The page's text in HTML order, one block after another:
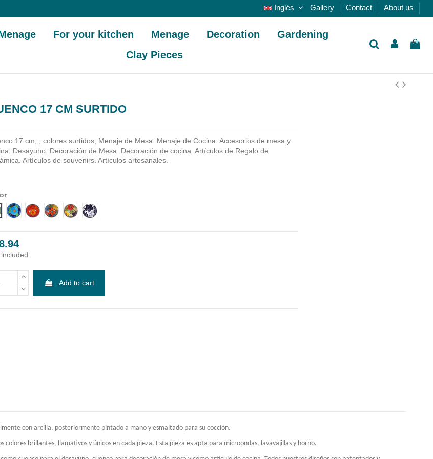
Inglés Gallery Contact About us
For your kitchen Menage Decoration
Gardening
Clay Pieces
17 CM SURTIDO
17 cm, , colores surtidos, Menaje de Mesa. Menaje de Cocina. Accesorios de mesa y
Desayuno. Decoración de Mesa. Decoración de cocina. Artículos de Regalo de
Artículos de souvenirs. Artículos artesanales.
1
Diseño 2Diseño 3Diseño 4Diseño 5Diseño 6
included
Add to cart
con arcilla, posteriormente pintado a mano y esmaltado para su cocción.
brillantes, llamativos y únicos en cada pieza. Esta pieza es apta para microondas, lavavajillas y horno.